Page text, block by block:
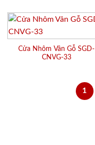
Cửa Nhôm Vân Gỗ SGD-
CNVG-33
1